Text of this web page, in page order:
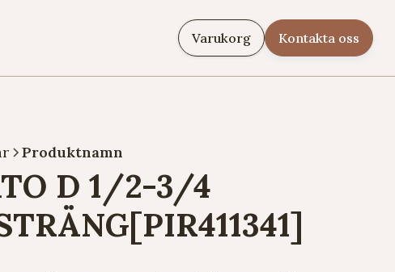
Varukorg Kontakta oss
Produktnamn
D 1/2-3/4